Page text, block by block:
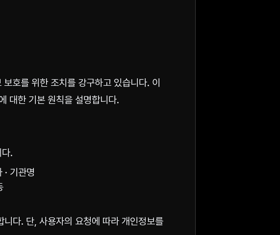
호를 위한 조치를 강구하고 있습니다. 이
대한 기본 원칙을 설명합니다.
.
기관명
다. 단, 사용자의 요청에 따라 개인정보를